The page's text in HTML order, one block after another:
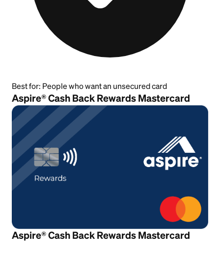
Best for: People who want an unsecured card
Aspire® Cash Back Rewards Mastercard
Aspire® Cash Back Rewards Mastercard